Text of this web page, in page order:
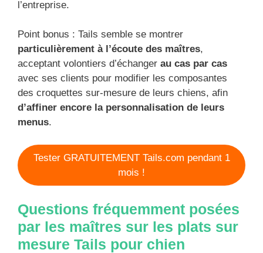
l’entreprise.
Point bonus : Tails semble se montrer
particulièrement à l’écoute des maîtres,
acceptant volontiers d’échanger au cas par cas
avec ses clients pour modifier les composantes
des croquettes sur-mesure de leurs chiens, afin
d’affiner encore la personnalisation de leurs
menus.
Tester GRATUITEMENT Tails.com pendant 1
mois !
Questions fréquemment posées
par les maîtres sur les plats sur
mesure Tails pour chien